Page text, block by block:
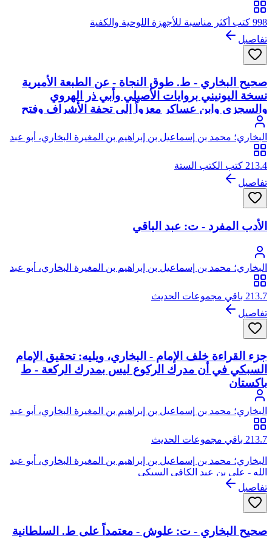
الله
998 كتب أكثر مناسبة للأجهزة اللوحية والكفية
تفاصيل
صحيح البخاري - ط. طوق النجاة - عن الطبعة الأميرية
نسخة اليونيني بروايات الأصيلي وأبي ذر الهروي
والسجزي وابن عساكر معزواً إلى تحفة الأشراف وفتح
الباري وتغليق التعليق وعمدة القاري وإرشاد الساري
البخاري؛ محمد بن إسماعيل بن إبراهيم بن المغيرة البخاري، أبو عبد
الله
213.4 كتب الكتب الستة
تفاصيل
الأدب المفرد - ت: عبد الباقي
البخاري؛ محمد بن إسماعيل بن إبراهيم بن المغيرة البخاري، أبو عبد
الله
213.7 باقي مجموعات الحديث
تفاصيل
جزء القراءة خلف الإمام - البخاري، ويليه: تحقيق الإمام
السبكي في أن مدرك الركوع ليس بمدرك الركعة - ط
باكستان
البخاري؛ محمد بن إسماعيل بن إبراهيم بن المغيرة البخاري، أبو عبد
الله
213.7 باقي مجموعات الحديث
البخاري؛ محمد بن إسماعيل بن إبراهيم بن المغيرة البخاري، أبو عبد
الله - علي بن عبد الكافي السبكي
تفاصيل
صحيح البخاري - ت: علوش - معتمداً على ط. السلطانية